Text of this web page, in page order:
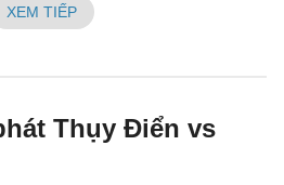
XEM TIẾP
Thụy Điển vs